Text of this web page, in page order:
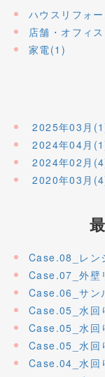
ハウスリフォ
店舗・オフィ
家電(1)
2025年03月
2024年04月
2024年02月
2020年03月
Case.08_レン
Case.07_外壁
Case.06_サン
Case.05_水回
Case.05_水回
Case.05_水回
Case.04_水回